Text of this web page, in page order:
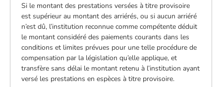
Si le montant des prestations versées à titre provisoire
est supérieur au montant des arriérés, ou si aucun arriéré
n’est dû, l’institution reconnue comme compétente déduit
le montant considéré des paiements courants dans les
conditions et limites prévues pour une telle procédure de
compensation par la législation qu’elle applique, et
transfère sans délai le montant retenu à l’institution ayant
versé les prestations en espèces à titre provisoire.